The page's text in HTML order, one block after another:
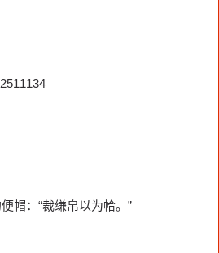
帽：“裁缣帛以为帢。”